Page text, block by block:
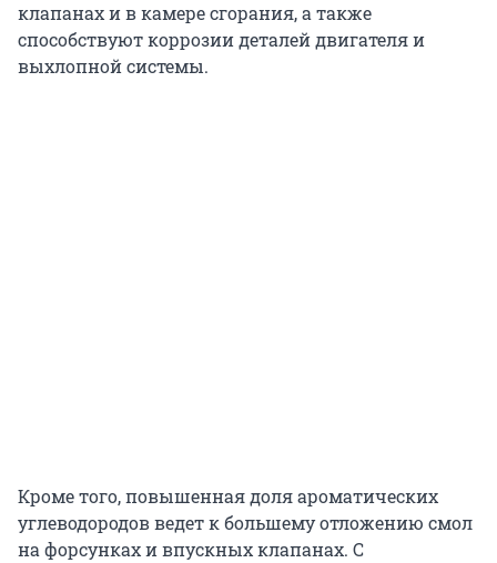
клапанах и в камере сгорания, а также
способствуют коррозии деталей двигателя и
выхлопной системы.
Кроме того, повышенная доля ароматических
углеводородов ведет к большему отложению смол
на форсунках и впускных клапанах. С